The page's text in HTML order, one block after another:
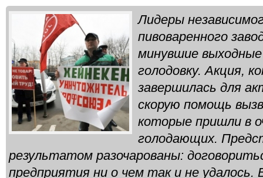
Лидеры
пивоваренного
минувшие
голодовку. Акция,
завершилась для
скорую помощь
которые пришли в
голодающих.
результатом разочарованы:
предприятия ни о чем так и не